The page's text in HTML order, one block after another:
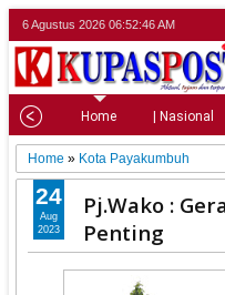
6 Agustus 2026 06:52:48 AM
Home | Nasional
Home » Kota Payakumbuh
Pj.Wako :
Penting
24
Aug
2023